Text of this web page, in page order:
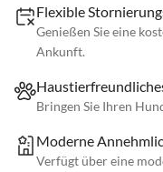
Flexible
Genießen Sie eine
Ankunft.
Bringen Sie Ihren
Moderne
Verfügt über eine